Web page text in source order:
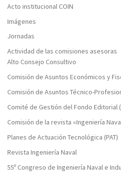
Acto institucional COIN
Imágenes
Jornadas
Actividad de las comisiones asesoras
Alto Consejo Consultivo
Comisión de Asuntos Económicos y
Comisión de Asuntos Técnico-
Comité de Gestión del Fondo Editorial
Comisión de la revista «Ingeniería
Planes de Actuación Tecnológica (PAT)
Revista Ingeniería Naval
55º Congreso de Ingeniería Naval e